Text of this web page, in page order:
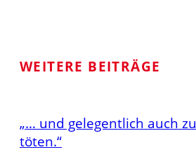
WEITERE BEITRÄGE
„… und gelegentlich auch zu
töten.“